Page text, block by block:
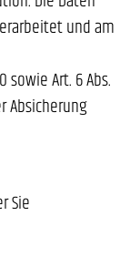
und am
sowie Art. 6 Abs.
Absicherung
Sie